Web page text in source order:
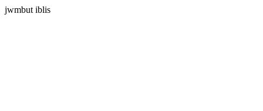
jwmbut iblis